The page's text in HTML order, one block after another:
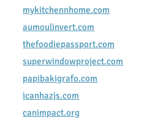
mykitchennhome.com
aumoulinvert.com
thefoodiepassport.com
superwindowproject.com
papibakigrafo.com
icanhazjs.com
canimpact.org